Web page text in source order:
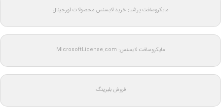
مایکروسافت پرشیا: خرید لایسنس محصولات اورجینال
مایکروسافت لایسنس: MicrosoftLicense.com
فروش بلبرینگ